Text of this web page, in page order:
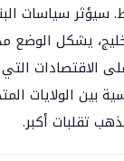
سياسات
يشكل الوضع
الاقتصادات
الولايات
تقلبات أكبر.